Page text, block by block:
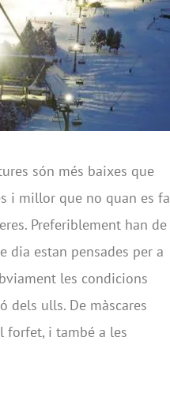
són més baixes que
i millor que no quan es fa
Preferiblement han de
dia estan pensades per a
les condicions
dels ulls. De màscares
forfet, i també a les